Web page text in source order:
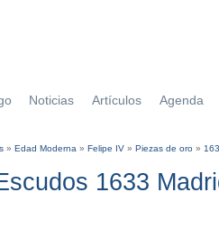
Noticias Artículos Agenda
» Edad Moderna » Felipe IV » Piezas de oro »
1633